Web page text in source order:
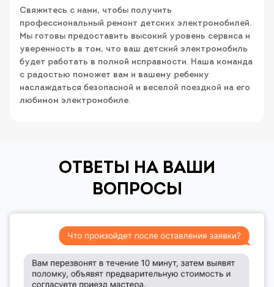
Свяжитесь с нами, чтобы получить
профессиональный ремонт детских электромобилей.
Мы готовы предоставить высокий уровень сервиса и
уверенность в том, что ваш детский электромобиль
будет работать в полной исправности. Наша команда
с радостью поможет вам и вашему ребенку
наслаждаться безопасной и веселой поездкой на его
любимом электромобиле.
ОТВЕТЫ НА ВАШИ
ВОПРОСЫ